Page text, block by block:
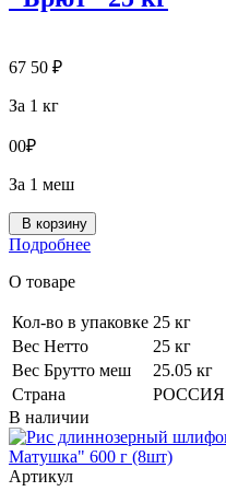
67 50 ₽
За 1 кг
00₽
За 1 меш
В корзину
Подробнее
О товаре
Кол-во в упаковке 25 кг
Вес Нетто
25 кг
Вес Брутто меш
25.05 кг
Страна
РОССИЯ
В наличии
Артикул